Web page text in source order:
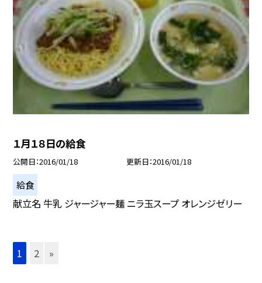
１月１８日の給食
公開日 2016/01/18 更新日 2016/01/18
給食
献立名 牛乳 ジャージャー麺 ニラ玉スープ オレンジゼリー
1 2 »